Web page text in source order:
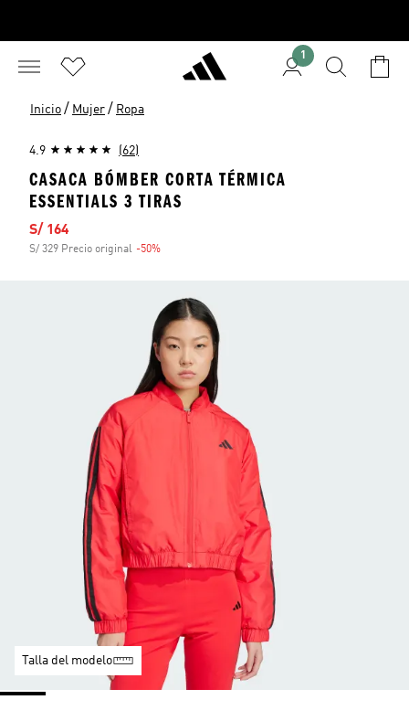
1
Inicio / Mujer / Ropa
4.9 (62)
CASACA BÓMBER CORTA TÉRMICA
ESSENTIALS 3 TIRAS
Precio de venta
S/ 164
S/ 329 Precio original -50%
Talla del modelo